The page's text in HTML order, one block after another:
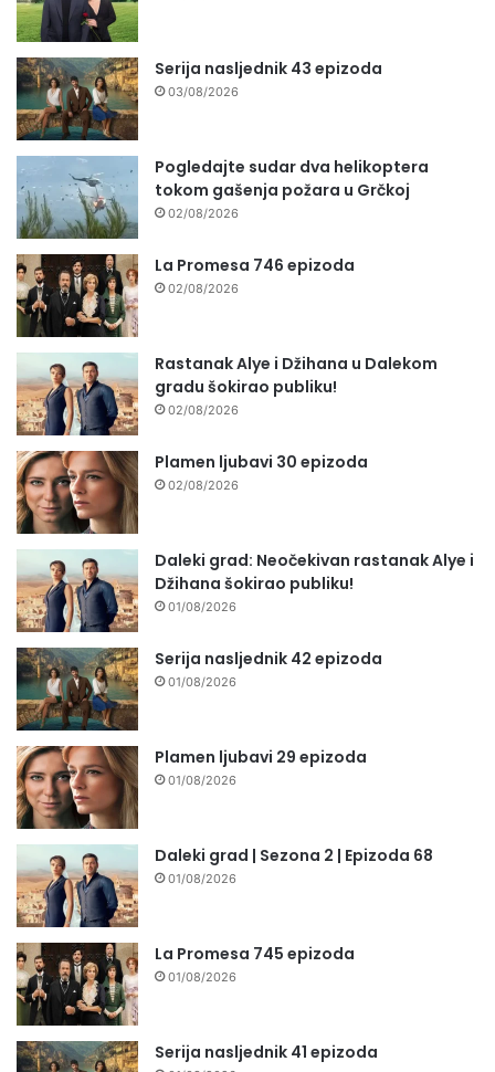
Serija nasljednik 43 epizoda
03/08/2026
Pogledajte sudar dva helikoptera
tokom gašenja požara u Grčkoj
02/08/2026
La Promesa 746 epizoda
02/08/2026
Rastanak Alye i Džihana u Dalekom
gradu šokirao publiku!
02/08/2026
Plamen ljubavi 30 epizoda
02/08/2026
Daleki grad: Neočekivan rastanak Alye i
Džihana šokirao publiku!
01/08/2026
Serija nasljednik 42 epizoda
01/08/2026
Plamen ljubavi 29 epizoda
01/08/2026
Daleki grad | Sezona 2 | Epizoda 68
01/08/2026
La Promesa 745 epizoda
01/08/2026
Serija nasljednik 41 epizoda